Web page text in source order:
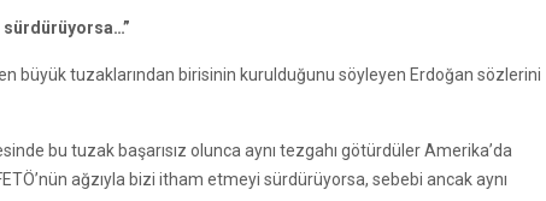
sürdürüyorsa…”
büyük tuzaklarından birisinin kurulduğunu söyleyen Erdoğan sözlerini
bu tuzak başarısız olunca aynı tezgahı götürdüler Amerika’da
ağzıyla bizi itham etmeyi sürdürüyorsa, sebebi ancak aynı